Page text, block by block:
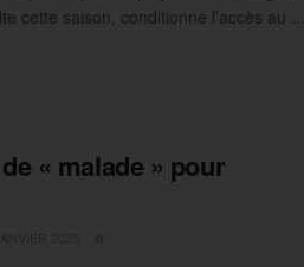
cette saison, conditionne l’accès au ...
« malade » pour